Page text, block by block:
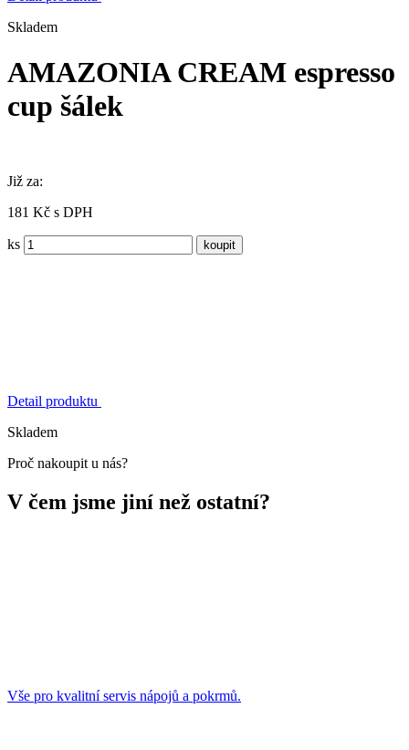
Skladem
AMAZONIA CREAM espresso
cup šálek
Již za:
181 Kč s DPH
ks
Detail produktu
Skladem
Proč nakoupit u nás?
V čem jsme jiní než ostatní?
Vše pro kvalitní servis nápojů a pokrmů.